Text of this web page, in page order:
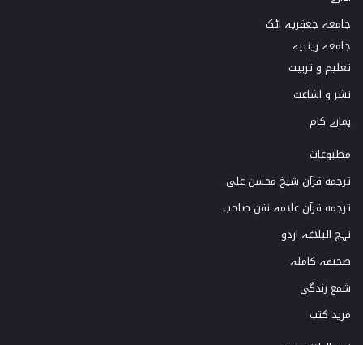
جامعہ جعفریہ اٹک
جامعہ زینبیہ
تعلیم و تربیت
نشر و اشاعت
ہمارے کام
مطبوعات
ترجمه قرآن شیخ محسن علی
ترجمه قرآن علامہ نقن صاحب
نہج البلاغہ اردو
صحیفہ کاملہ
شمع زندگی
مزید کتب